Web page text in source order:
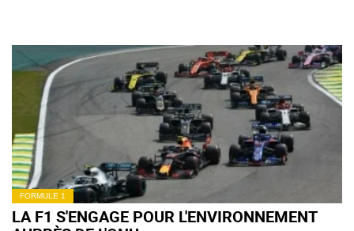
FORMULE 1
LA F1 S'ENGAGE POUR L'ENVIRONNEMENT